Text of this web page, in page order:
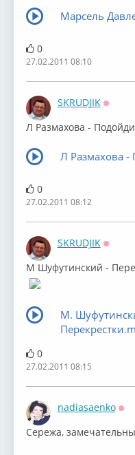
Марсель
0
27.02.2011 08:10
SKRUDJIK
Л Размахова -
Л Размахова
0
27.02.2011 08:12
SKRUDJIK
М Шуфутинский -
М.
0
27.02.2011 08:15
nadiasaenko
Сережа,